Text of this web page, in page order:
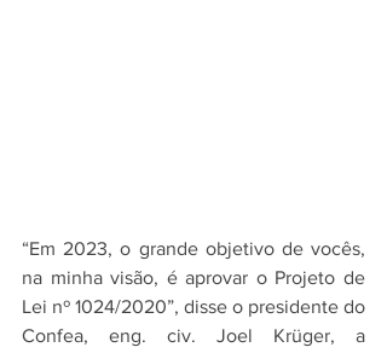
“Em 2023, o grande objetivo de vocês,
na minha visão, é aprovar o Projeto de
Lei nº 1024/2020”, disse o presidente do
Confea, eng. civ. Joel Krüger, a